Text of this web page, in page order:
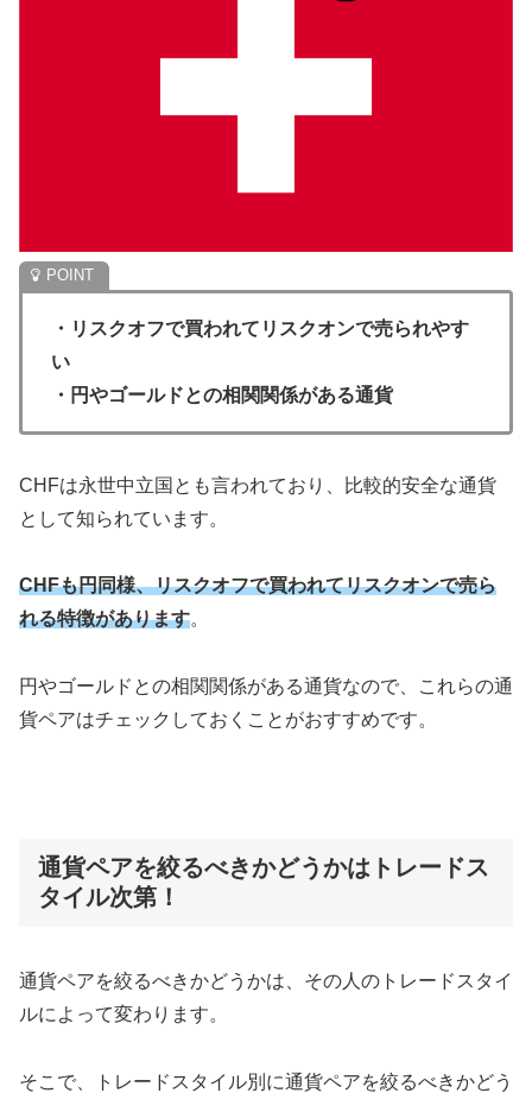
・リスクオフで買われてリスクオンで売られやす
い
・円やゴールドとの相関関係がある通貨
CHFは永世中立国とも言われており、比較的安全な通貨
として知られています。
CHFも円同様、リスクオフで買われてリスクオンで売ら
れる特徴があります。
円やゴールドとの相関関係がある通貨なので、これらの通
貨ペアはチェックしておくことがおすすめです。
通貨ペアを絞るべきかどうかはトレードス
タイル次第！
通貨ペアを絞るべきかどうかは、その人のトレードスタイ
ルによって変わります。
そこで、トレードスタイル別に通貨ペアを絞るべきかどう